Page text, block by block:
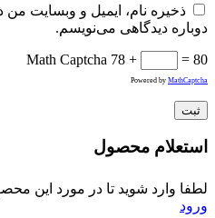
ذخیره نام، ایمیل و وبسایت
دوباره دیدگاهی می‌نویسم.
Math Captcha 78 + = 80
Powered by MathCaptcha
استعلام محصول
لطفا وارد شوید تا در مورد این
ورود